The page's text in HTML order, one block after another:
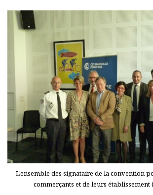
L’ensemble des signataire de la convention
commerçants et de leurs établissement